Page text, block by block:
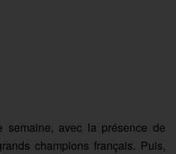
semaine, avec la présence de
champions français. Puis,